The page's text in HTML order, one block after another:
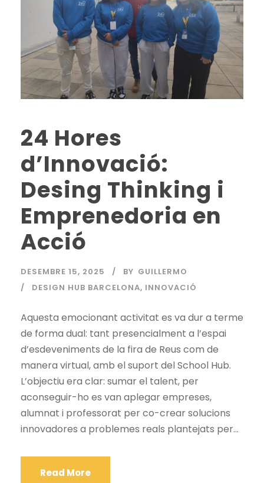
24 Hores
d’Innovació:
Desing Thinking i
Emprenedoria en
Acció
DESEMBRE 15, 2025 BY GUILLERMO
DESIGN HUB BARCELONA, INNOVACIÓ
Aquesta emocionant activitat es va dur a terme
de forma dual: tant presencialment a l’espai
d’esdeveniments de la fira de Reus com de
manera virtual, amb el suport del School Hub.
L’objectiu era clar: sumar el talent, per
aconseguir-ho es van aplegar empreses,
alumnat i professorat per co-crear solucions
innovadores a problemes reals plantejats per...
Read More